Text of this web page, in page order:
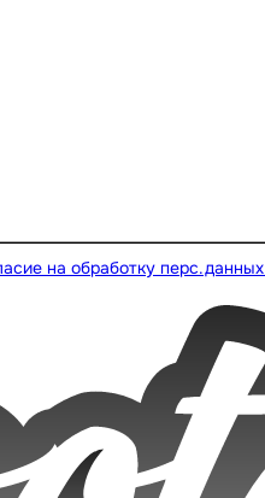
на обработку перс.данных